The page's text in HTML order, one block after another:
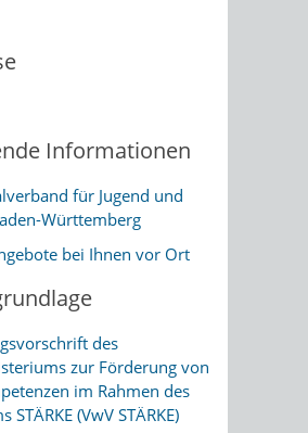
Informationen
für Jugend und
Württemberg
bei Ihnen vor Ort
des
zur Förderung von
im Rahmen des
STÄRKE (VwV STÄRKE)